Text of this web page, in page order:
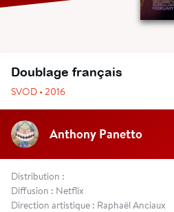
Doublage français
SVOD • 2016
Anthony Panetto
Distribution :
Diffusion : Netflix
Direction artistique : Raphaël Anciaux